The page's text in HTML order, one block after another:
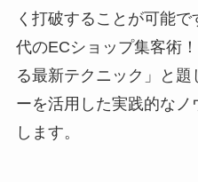
く打破することが可能
代のECショップ集客術
る最新テクニック」と
ーを活用した実践的な
します。